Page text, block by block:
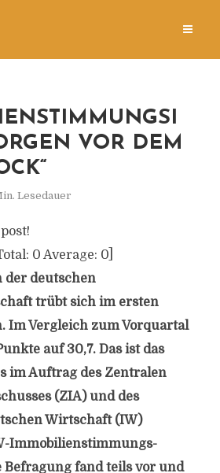
VOR DEM
Lesedauer
0 Average: 0]
der deutschen
trübt sich im ersten
Im Vergleich zum Vorquartal
auf 30,7. Das ist das
im Auftrag des Zentralen
(ZIA) und des
Wirtschaft (IW)
Immobilienstimmungs-
Befragung fand teils vor und